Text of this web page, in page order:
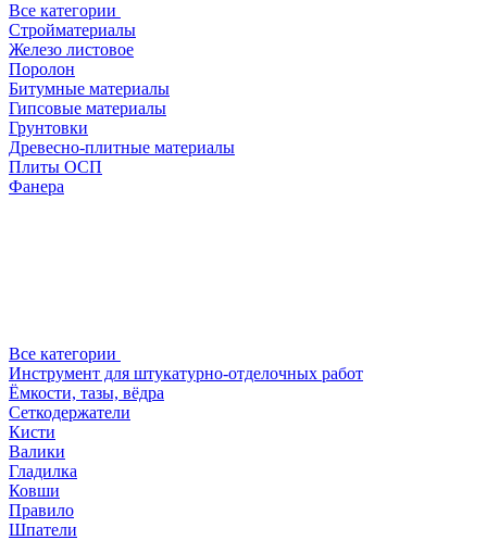
Все категории
Стройматериалы
Железо листовое
Поролон
Битумные материалы
Гипсовые материалы
Грунтовки
Древесно-плитные материалы
Плиты ОСП
Фанера
Все категории
Инструмент для штукатурно-отделочных работ
Ёмкости, тазы, вёдра
Сеткодержатели
Кисти
Валики
Гладилка
Ковши
Правило
Шпатели